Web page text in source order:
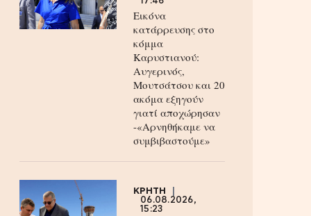
Εικόνα
κατάρρευσης στο
κόμμα
Καρυστιανού:
Αυγερινός,
Μουτσάτσου και 20
ακόμα εξηγούν
γιατί αποχώρησαν
-«Αρνηθήκαμε να
συμβιβαστούμε»
ΚΡΗΤΗ
06.08.2026,
15:23